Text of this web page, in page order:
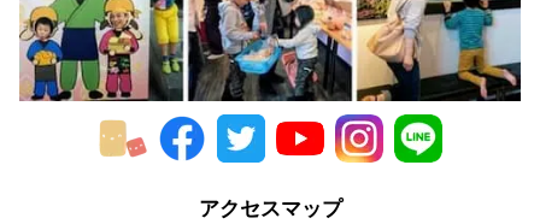
アクセスマップ